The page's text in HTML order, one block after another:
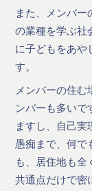
また、メンバー
の業種を学ぶ社
に子どもをあや
す。
メンバーの住む
ンバーも多いで
ますし、自己実
愚痴まで、何で
も、居住地も全
共通点だけで密